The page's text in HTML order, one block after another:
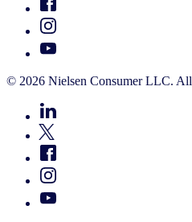
© 2026 Nielsen Consumer LLC. All